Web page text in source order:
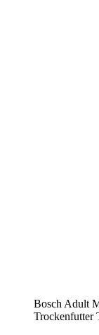
Bosch Adult
Trockenfutter